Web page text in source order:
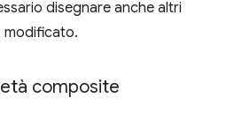
disegnare anche altri
modificato.
composite